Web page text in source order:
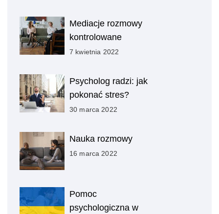
Mediacje rozmowy
kontrolowane
7 kwietnia 2022
Psycholog radzi: jak
pokonać stres?
30 marca 2022
Nauka rozmowy
16 marca 2022
Pomoc
psychologiczna w